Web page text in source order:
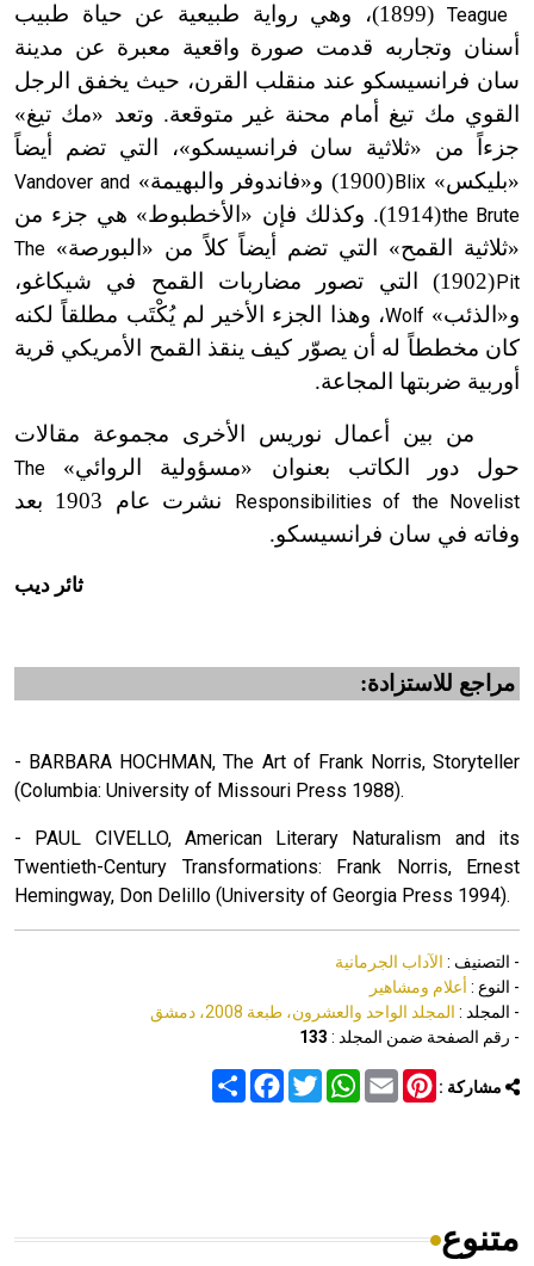
Teague
(1899)، وهي رواية طبيعية عن حياة طبيب
أسنان وتجاربه قدمت صورة واقعية معبرة عن مدينة
سان فرانسيسكو عند منقلب القرن، حيث يخفق الرجل
القوي مك تيغ أمام محنة غير متوقعة. وتعد «مك تيغ»
جزءاً من «ثلاثية سان فرانسيسكو»، التي تضم أيضاً
«بليكس» Blix
(1900) و«فاندوفر والبهيمة»
Vandover and
the Brute
(1914). وكذلك فإن «الأخطبوط» هي جزء من
«ثلاثية القمح» التي تضم أيضاً كلاً من «البورصة» The
Pit
(1902) التي تصور مضاربات القمح في شيكاغو،
و«الذئب»Wolf، وهذا الجزء الأخير لم يُكْتَب مطلقاً لكنه
كان مخططاً له أن يصوّر كيف ينقذ القمح الأمريكي قرية
أوربية ضربتها المجاعة.
من بين أعمال نوريس الأخرى مجموعة مقالات
حول دور الكاتب بعنوان «مسؤولية الروائي» The
Responsibilities of the Novelist
نشرت عام 1903 بعد
وفاته في سان فرانسيسكو.
ثائر ديب
مراجع للاستزادة:
- BARBARA HOCHMAN, The Art of Frank Norris, Storyteller
(Columbia: University of Missouri Press 1988).
- PAUL CIVELLO, American Literary Naturalism and its
Twentieth-Century Transformations: Frank Norris, Ernest
Hemingway, Don Delillo (University of Georgia Press 1994).
- التصنيف : الآداب الجرمانية
- النوع : أعلام ومشاهير
- المجلد : المجلد الواحد والعشرون، طبعة 2008، دمشق
- رقم الصفحة ضمن المجلد : 133
مشاركة : Share
FacebookTwitter
WhatsAppEmail
Pinterest
متنوع